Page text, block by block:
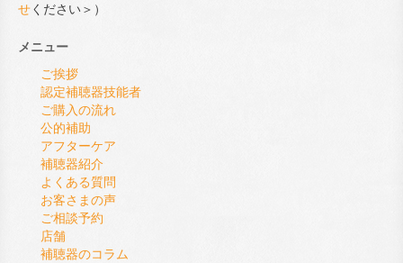
せください＞）
メニュー
ご挨拶
認定補聴器技能者
ご購入の流れ
公的補助
アフターケア
補聴器紹介
よくある質問
お客さまの声
ご相談予約
店舗
補聴器のコラム